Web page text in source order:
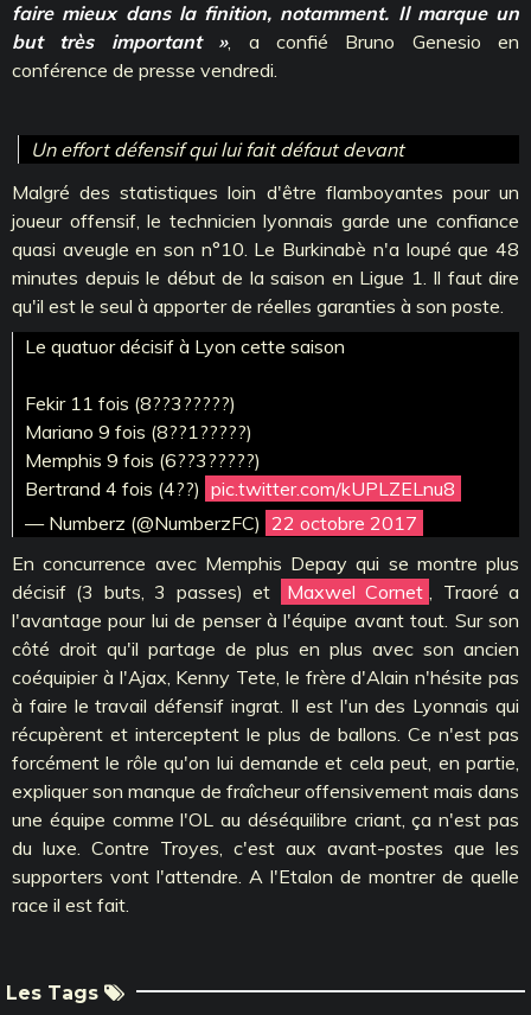
faire mieux dans la finition, notamment. Il marque un
but très important », a confié Bruno Genesio en
conférence de presse vendredi.
Un effort défensif qui lui fait défaut devant
Malgré des statistiques loin d'être flamboyantes pour un
joueur offensif, le technicien lyonnais garde une confiance
quasi aveugle en son n°10. Le Burkinabè n'a loupé que 48
minutes depuis le début de la saison en Ligue 1. Il faut dire
qu'il est le seul à apporter de réelles garanties à son poste.
Le quatuor décisif à Lyon cette saison
Fekir 11 fois (8??3?????)
Mariano 9 fois (8??1?????)
Memphis 9 fois (6??3?????)
Bertrand 4 fois (4??) pic.twitter.com/kUPLZELnu8
— Numberz (@NumberzFC) 22 octobre 2017
En concurrence avec Memphis Depay qui se montre plus
décisif (3 buts, 3 passes) et
Maxwel Cornet , Traoré a
l'avantage pour lui de penser à l'équipe avant tout. Sur son
côté droit qu'il partage de plus en plus avec son ancien
coéquipier à l'Ajax, Kenny Tete, le frère d'Alain n'hésite pas
à faire le travail défensif ingrat. Il est l'un des Lyonnais qui
récupèrent et interceptent le plus de ballons. Ce n'est pas
forcément le rôle qu'on lui demande et cela peut, en partie,
expliquer son manque de fraîcheur offensivement mais dans
une équipe comme l'OL au déséquilibre criant, ça n'est pas
du luxe. Contre Troyes, c'est aux avant-postes que les
supporters vont l'attendre. A l'Etalon de montrer de quelle
race il est fait.
Les Tags